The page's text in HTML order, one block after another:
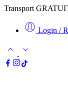
Transport
Login /